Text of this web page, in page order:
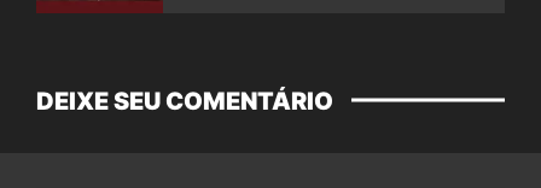
DEIXE SEU COMENTÁRIO